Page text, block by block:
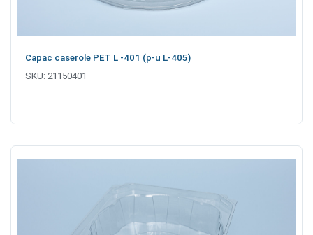
Capac caserole PET L -401 (p-u L-405)
SKU: 21150401